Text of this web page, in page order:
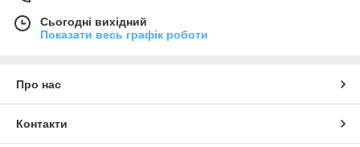
Сьогодні вихідний
Показати весь графік роботи
Про нас
Контакти